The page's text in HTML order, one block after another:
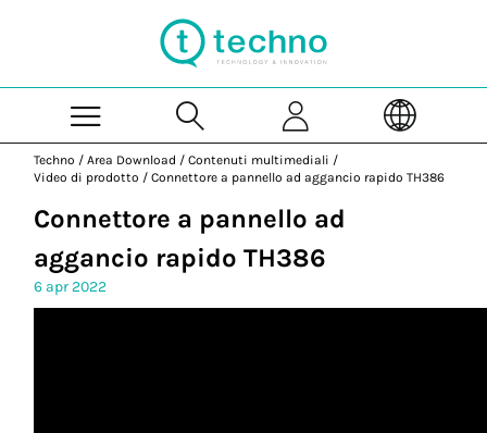
Techno / Area Download / Contenuti multimediali /
Video di prodotto / Connettore a pannello ad aggancio rapido TH386
Connettore a pannello ad
aggancio rapido TH386
6 apr 2022